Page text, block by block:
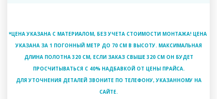
*ЦЕНА УКАЗАНА С МАТЕРИАЛОМ, БЕЗ УЧЕТА СТОИМОСТИ МОНТАЖА! ЦЕНА
УКАЗАНА ЗА 1 ПОГОННЫЙ МЕТР ДО 70 СМ В ВЫСОТУ. МАКСИМАЛЬНАЯ
ДЛИНА ПОЛОТНА 320 СМ, ЕСЛИ ЗАКАЗ СВЫШЕ 320 СМ ОН БУДЕТ
ПРОСЧИТЫВАТЬСЯ С 40% НАДБАВКОЙ ОТ ЦЕНЫ ПРАЙСА.
ДЛЯ УТОЧНЕНИЯ ДЕТАЛЕЙ ЗВОНИТЕ ПО ТЕЛЕФОНУ, УКАЗАННОМУ НА
САЙТЕ.